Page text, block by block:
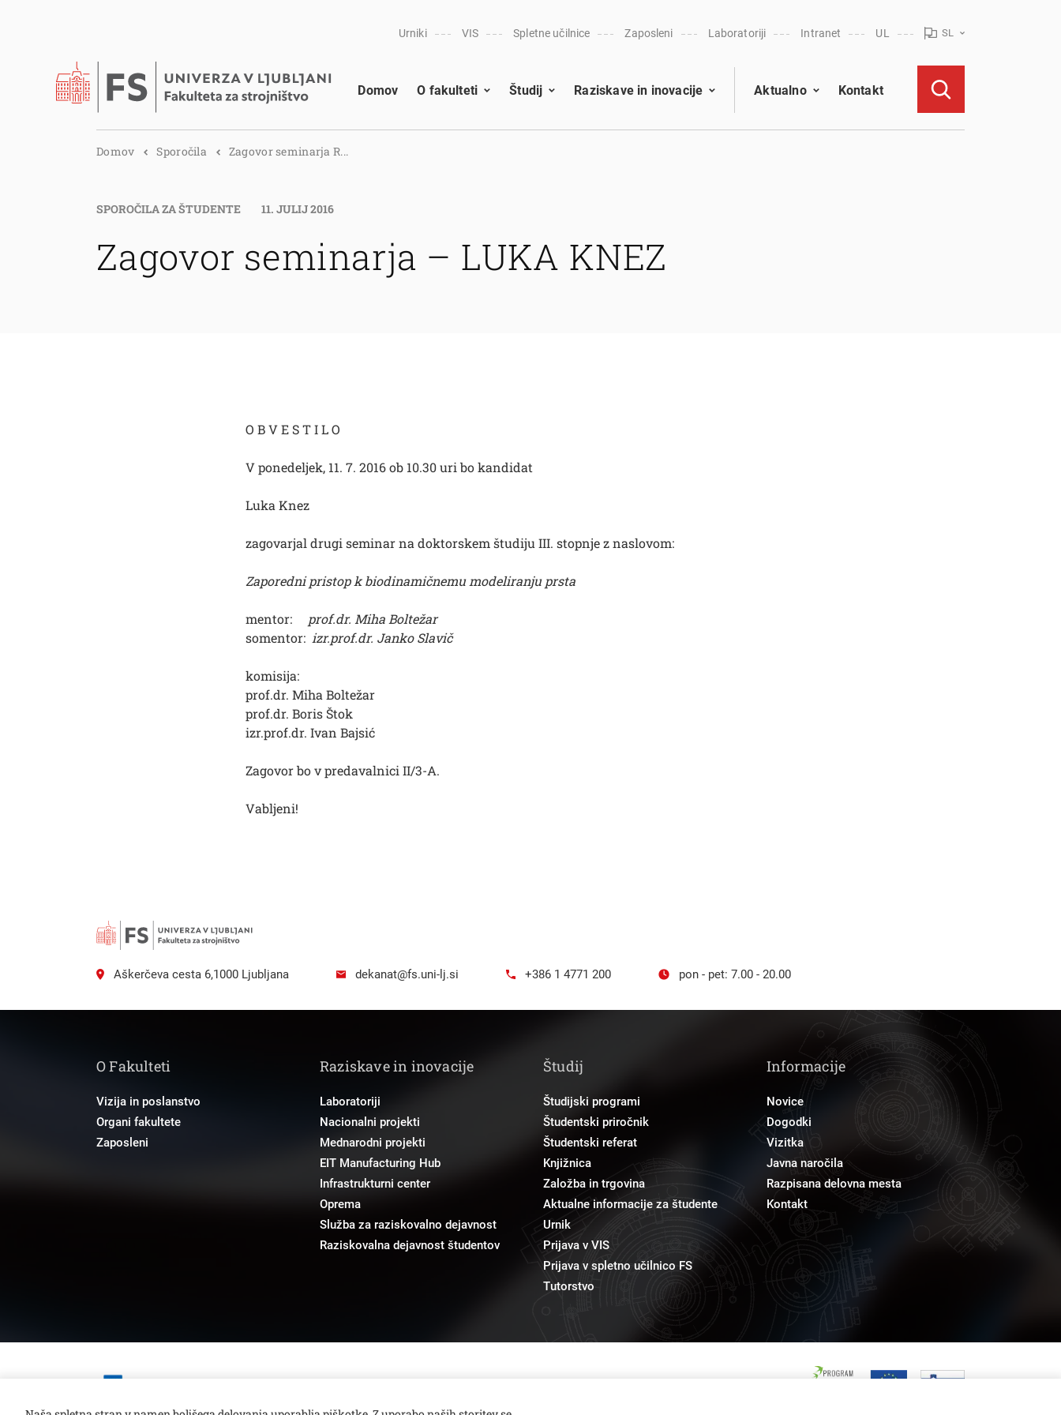
Urniki VIS Spletne učilnice Zaposleni Laboratoriji Intranet UL SL
Domov O fakulteti Študij Raziskave in inovacije Aktualno Kontakt
Išči
Domov Sporočila Zagovor seminarja R...
SPOROČILA ZA ŠTUDENTE 11. JULIJ 2016
Zagovor seminarja – LUKA KNEZ
O B V E S T I L O
V ponedeljek, 11. 7. 2016 ob 10.30 uri bo kandidat
Luka Knez
zagovarjal drugi seminar na doktorskem študiju III. stopnje z naslovom:
Zaporedni pristop k biodinamičnemu modeliranju prsta
mentor:
prof.dr. Miha Boltežar
somentor: izr.prof.dr. Janko Slavič
komisija:
prof.dr. Miha Boltežar
prof.dr. Boris Štok
izr.prof.dr. Ivan Bajsić
Zagovor bo v predavalnici II/3-A.
Vabljeni!
Aškerčeva cesta 6,1000 Ljubljana dekanat@fs.uni-lj.si +386 1 4771 200 pon - pet: 7.00 - 20.00
O Fakulteti
Vizija in poslanstvo
Organi fakultete
Zaposleni
Raziskave in inovacije
Laboratoriji
Nacionalni projekti
Mednarodni projekti
EIT Manufacturing Hub
Infrastrukturni center
Oprema
Služba za raziskovalno dejavnost
Raziskovalna dejavnost študentov
Študij
Študijski programi
Študentski priročnik
Študentski referat
Knjižnica
Založba in trgovina
Aktualne informacije za študente
Urnik
Prijava v VIS
Prijava v spletno učilnico FS
Tutorstvo
Informacije
Novice
Dogodki
Vizitka
Javna naročila
Razpisana delovna mesta
Kontakt